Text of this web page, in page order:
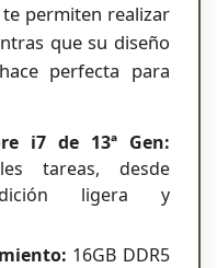
permiten realizar
que su diseño
perfecta para
i7 de 13ª Gen:
tareas, desde
ligera y
16GB DDR5